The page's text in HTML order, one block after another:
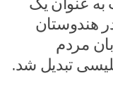
به عنوان یک
در هندوستان
بعد، زبان مردم
تبدیل شد.